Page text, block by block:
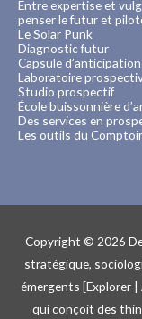
Entre expertise et
penser le futur et
Le Solar Punk
Diagnostic futur
Capsule d’anticipation
Laboratoire
Studio prospectif
École buissonnière
Des services en
Les outils du
Copyright © 2026
stratégique,
émergents [Explorer
qui conçoit des